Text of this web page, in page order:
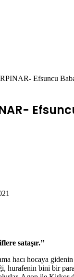
Efsuncu
hacı hocaya
bini bir